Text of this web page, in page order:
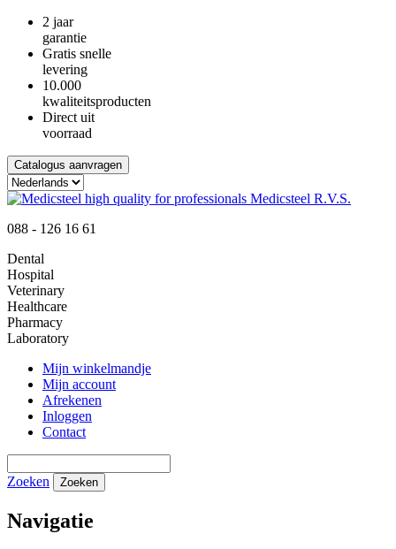
2 jaar
garantie
Gratis snelle
levering
10.000
kwaliteitsproducten
Direct uit
voorraad
Catalogus aanvragen
088 - 126 16 61
Dental
Hospital
Veterinary
Healthcare
Pharmacy
Laboratory
Mijn winkelmandje
Mijn account
Afrekenen
Inloggen
Contact
Zoeken Zoeken
Navigatie